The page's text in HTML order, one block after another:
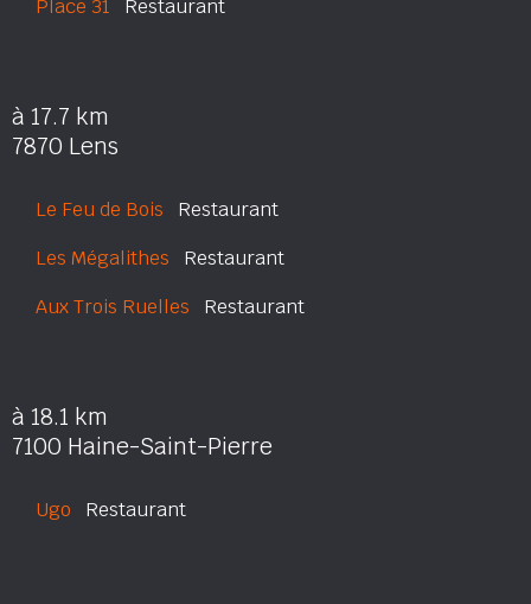
Place 31 Restaurant
à 17.7 km
7870 Lens
Le Feu de Bois Restaurant
Les Mégalithes Restaurant
Aux Trois Ruelles Restaurant
à 18.1 km
7100 Haine-Saint-Pierre
Ugo Restaurant